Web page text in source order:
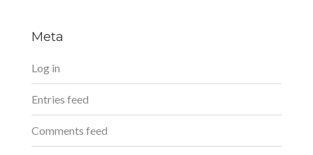
Meta
Log in
Entries feed
Comments feed